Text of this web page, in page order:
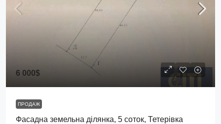
6 000$
ПРОДАЖ
Фасадна земельна ділянка, 5 соток, Тетерівка